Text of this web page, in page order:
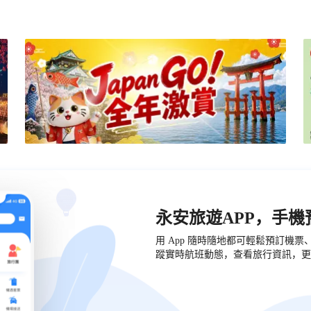
永安旅遊APP，手
用 App 隨時隨地都可輕鬆預訂機票
蹤實時航班動態，查看旅行資訊，